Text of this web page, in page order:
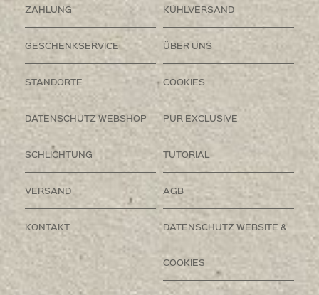
ZAHLUNG KÜHLVERSAND
GESCHENKSERVICE ÜBER UNS
STANDORTE COOKIES
DATENSCHUTZ WEBSHOP PUR EXCLUSIVE
SCHLICHTUNG TUTORIAL
VERSAND AGB
KONTAKT DATENSCHUTZ WEBSITE &
COOKIES